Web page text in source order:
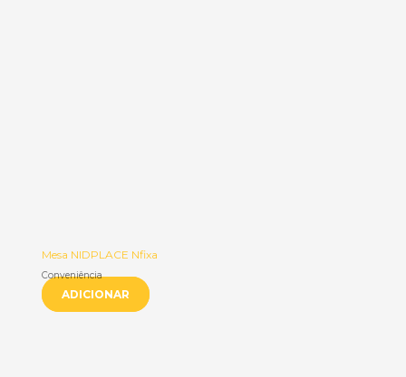
Mesa NIDPLACE Nfixa
Conveniência
ADICIONAR